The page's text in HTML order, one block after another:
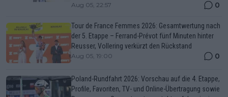
Aug 05, 22:57 0
Tour de France Femmes 2026: Gesamtwertung nach
der 5. Etappe – Ferrand-Prévot fünf Minuten hinter
Reusser, Vollering verkürzt den Rückstand
Aug 05, 19:00 0
Poland-Rundfahrt 2026: Vorschau auf die 4. Etappe,
Profile, Favoriten, TV- und Online-Übertragung sowie